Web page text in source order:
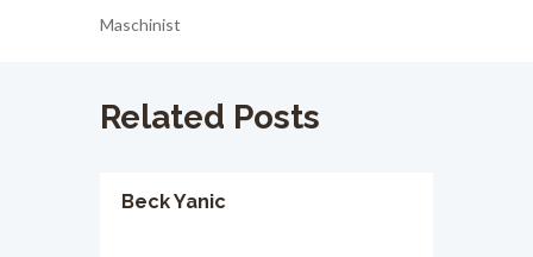
Maschinist
Related Posts
Beck Yanic